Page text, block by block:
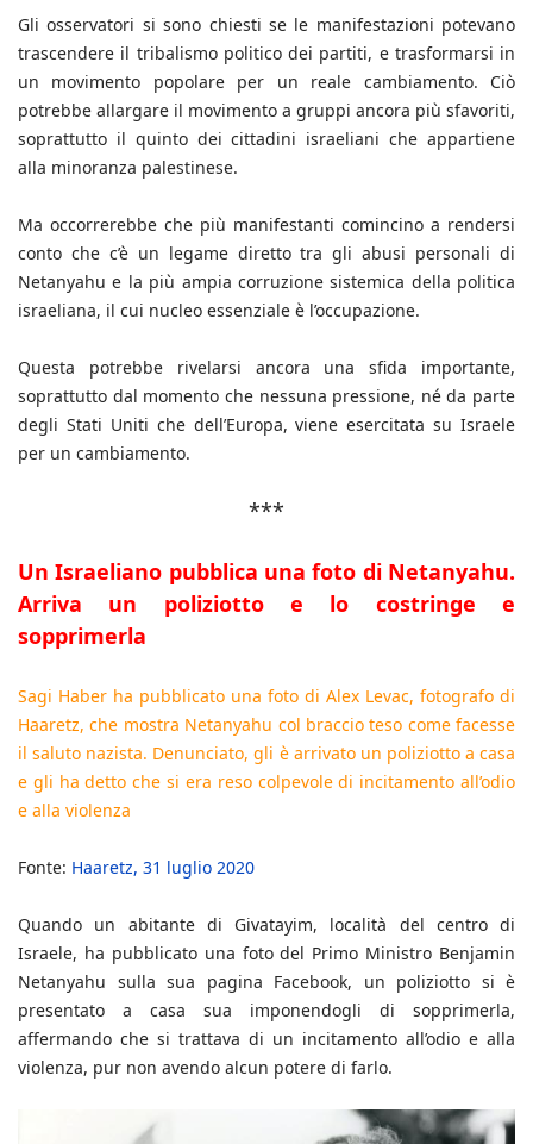
Gli osservatori si sono chiesti se le manifestazioni potevano
trascendere il tribalismo politico dei partiti, e trasformarsi in
un movimento popolare per un reale cambiamento. Ciò
potrebbe allargare il movimento a gruppi ancora più sfavoriti,
soprattutto il quinto dei cittadini israeliani che appartiene
alla minoranza palestinese.
Ma occorrerebbe che più manifestanti comincino a rendersi
conto che c’è un legame diretto tra gli abusi personali di
Netanyahu e la più ampia corruzione sistemica della politica
israeliana, il cui nucleo essenziale è l’occupazione.
Questa potrebbe rivelarsi ancora una sfida importante,
soprattutto dal momento che nessuna pressione, né da parte
degli Stati Uniti che dell’Europa, viene esercitata su Israele
per un cambiamento.
***
Un Israeliano pubblica una foto di Netanyahu.
Arriva un poliziotto e lo costringe e
sopprimerla
Sagi Haber ha pubblicato una foto di Alex Levac, fotografo di
Haaretz, che mostra Netanyahu col braccio teso come facesse
il saluto nazista. Denunciato, gli è arrivato un poliziotto a casa
e gli ha detto che si era reso colpevole di incitamento all’odio
e alla violenza
Fonte: Haaretz, 31 luglio 2020
Quando un abitante di Givatayim, località del centro di
Israele, ha pubblicato una foto del Primo Ministro Benjamin
Netanyahu sulla sua pagina Facebook, un poliziotto si è
presentato a casa sua imponendogli di sopprimerla,
affermando che si trattava di un incitamento all’odio e alla
violenza, pur non avendo alcun potere di farlo.